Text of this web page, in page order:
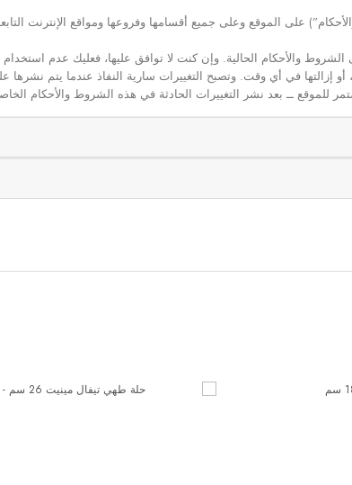
على الموقع وعلى جميع أقسامها وفروعها ومواقع الإنترنت
الشروط والأحكام الحالية. وإن كنت لا توافق عليها، فعليك عدم
أو إزالتها في أي وقت. وتصبح التغييرات سارية النفاذ عندما يتم
ــ بعد نشر التغييرات الحادثة في هذه الشروط والأحكام